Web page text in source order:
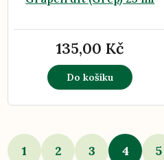
135,00 Kč
Do košíku
1 2 3 4 5